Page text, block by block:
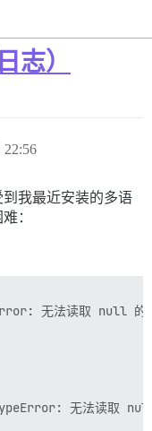
志）
22:56
我最近安装的多语
：
无法读取 null
无法读取